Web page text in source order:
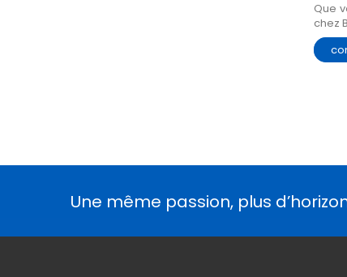
Que
chez
Une même passion, plus